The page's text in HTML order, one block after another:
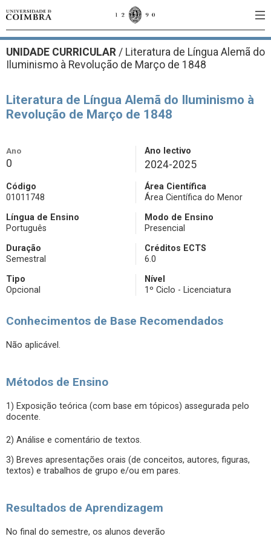
UNIDADE CURRICULAR / Literatura de Língua Alemã do
Iluminismo à Revolução de Março de 1848
Literatura de Língua Alemã do Iluminismo à
Revolução de Março de 1848
Ano
0
Ano lectivo
2024-2025
Código
01011748
Área Científica
Área Científica do Menor
Língua de Ensino
Português
Modo de Ensino
Presencial
Duração
Semestral
Créditos ECTS
6.0
Tipo
Opcional
Nível
1º Ciclo - Licenciatura
Conhecimentos de Base Recomendados
Não aplicável.
Métodos de Ensino
1) Exposição teórica (com base em tópicos) assegurada pelo
docente.
2) Análise e comentário de textos.
3) Breves apresentações orais (de conceitos, autores, figuras,
textos) e trabalhos de grupo e/ou em pares.
Resultados de Aprendizagem
No final do semestre, os alunos deverão